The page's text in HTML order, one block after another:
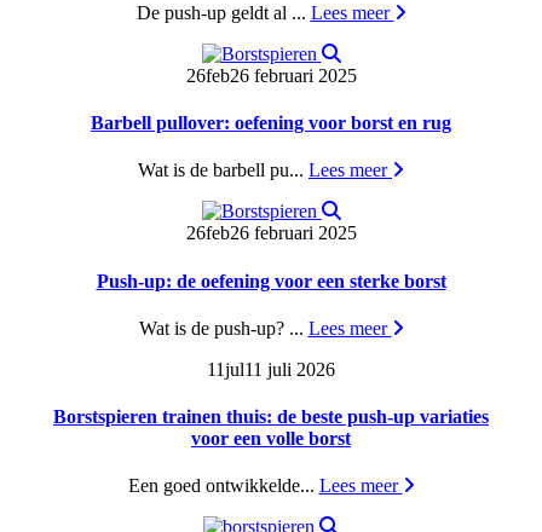
De push-up geldt al ... Lees meer
26feb26 februari 2025
Barbell pullover: oefening voor borst en rug
Wat is de barbell pu... Lees meer
26feb26 februari 2025
Push-up: de oefening voor een sterke borst
Wat is de push-up? ... Lees meer
11jul11 juli 2026
Borstspieren trainen thuis: de beste push-up variaties
voor een volle borst
Een goed ontwikkelde... Lees meer